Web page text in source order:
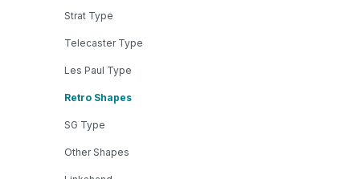
Strat Type
Telecaster Type
Les Paul Type
Retro Shapes
SG Type
Other Shapes